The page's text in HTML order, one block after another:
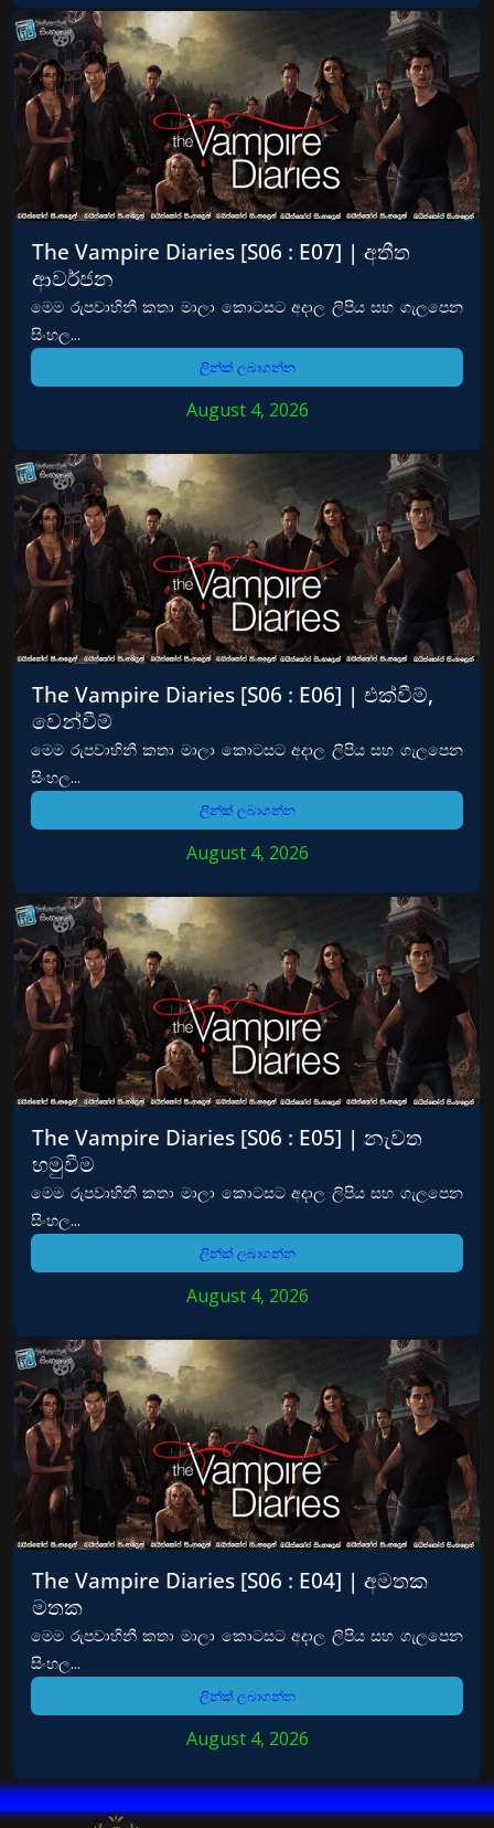
The Vampire Diaries [S06 : E07] | අතීත
ආවර්ජන
මෙම රුපවාහිනී කතා මාලා කොටසට අදාල ලිපිය සහ ගැලපෙන
සිංහල...
ලින්ක් ලබාගන්න
August 4, 2026
The Vampire Diaries [S06 : E06] | එක්වීම්,
වෙන්වීම්
මෙම රුපවාහිනී කතා මාලා කොටසට අදාල ලිපිය සහ ගැලපෙන
සිංහල...
ලින්ක් ලබාගන්න
August 4, 2026
The Vampire Diaries [S06 : E05] | නැවත
හමුවීම
මෙම රුපවාහිනී කතා මාලා කොටසට අදාල ලිපිය සහ ගැලපෙන
සිංහල...
ලින්ක් ලබාගන්න
August 4, 2026
The Vampire Diaries [S06 : E04] | අමතක
මතක
මෙම රුපවාහිනී කතා මාලා කොටසට අදාල ලිපිය සහ ගැලපෙන
සිංහල...
ලින්ක් ලබාගන්න
August 4, 2026